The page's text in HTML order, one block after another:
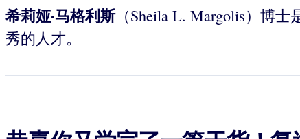
希莉娅·马格利斯（Sheila L. Margolis）博
秀的人才。